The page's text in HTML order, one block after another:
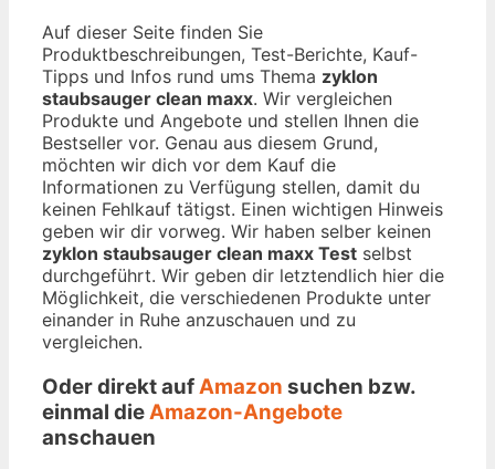
Auf dieser Seite finden Sie
Produktbeschreibungen, Test-Berichte, Kauf-
Tipps und Infos rund ums Thema zyklon
staubsauger clean maxx. Wir vergleichen
Produkte und Angebote und stellen Ihnen die
Bestseller vor. Genau aus diesem Grund,
möchten wir dich vor dem Kauf die
Informationen zu Verfügung stellen, damit du
keinen Fehlkauf tätigst. Einen wichtigen Hinweis
geben wir dir vorweg. Wir haben selber keinen
zyklon staubsauger clean maxx Test selbst
durchgeführt. Wir geben dir letztendlich hier die
Möglichkeit, die verschiedenen Produkte unter
einander in Ruhe anzuschauen und zu
vergleichen.
Oder direkt aufAmazon suchen bzw.
einmal dieAmazon-Angebote
anschauen